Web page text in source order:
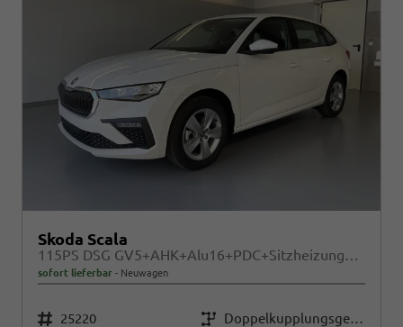
Skoda Scala
115PS DSG GV5+AHK+Alu16+PDC+Sitzheizung+App-Connect
sofort lieferbar Neuwagen
Fahrzeugnr. 25220 Getriebe
Doppelkupplungsgetriebe (DSG)